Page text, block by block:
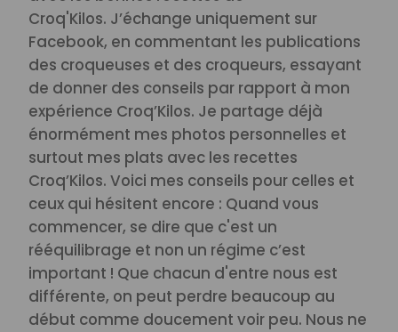
Croq'Kilos. J’échange uniquement sur
Facebook, en commentant les publications
des croqueuses et des croqueurs, essayant
de donner des conseils par rapport à mon
expérience Croq’Kilos. Je partage déjà
énormément mes photos personnelles et
surtout mes plats avec les recettes
Croq’Kilos. Voici mes conseils pour celles et
ceux qui hésitent encore : Quand vous
commencer, se dire que c'est un
rééquilibrage et non un régime c’est
important ! Que chacun d'entre nous est
différente, on peut perdre beaucoup au
début comme doucement voir peu. Nous ne